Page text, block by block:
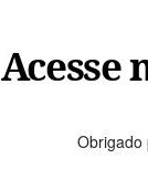
Acesse
Obrigado